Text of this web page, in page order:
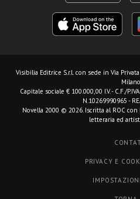
Visibilia Editrice S.r.l. con sede in Via
Capitale sociale € 100.000,00 I.V. - C.F./
N.10269990965 -
Novella 2000 © 2026. Iscritta al ROC
letteraria ed
PRIVACY E